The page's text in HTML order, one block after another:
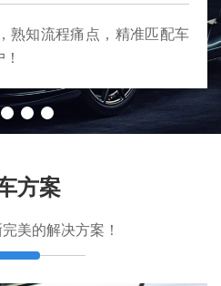
熟知流程痛点，精准匹配车
方案
美的解决方案！